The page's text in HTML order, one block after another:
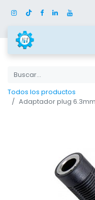
Todos los productos
Adaptador plug